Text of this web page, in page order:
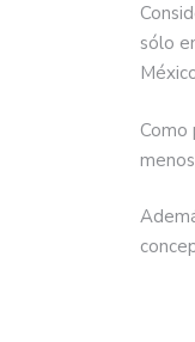
sólo